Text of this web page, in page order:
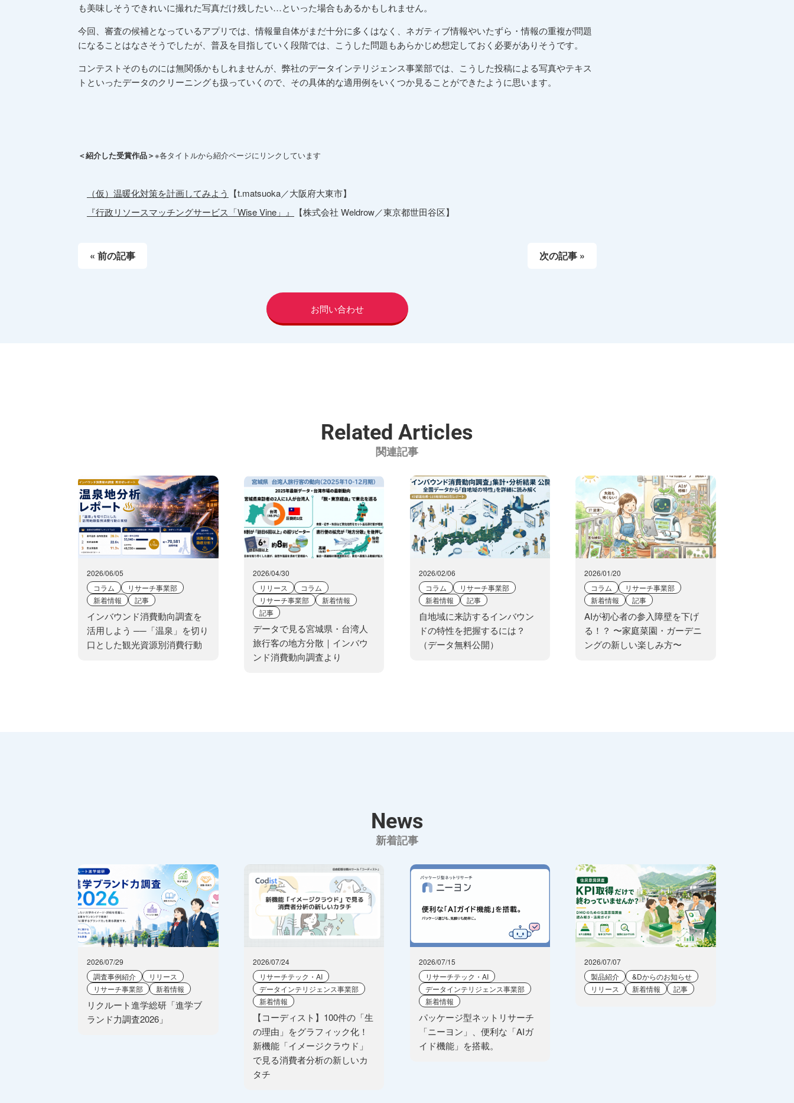
も美味しそうできれいに撮れた写真だけ残したい…といった場合もあるかもしれません。
今回、審査の候補となっているアプリでは、情報量自体がまだ十分に多くはなく、ネガティブ情報やいたずら・情報の重複が問題
になることはなさそうでしたが、普及を目指していく段階では、こうした問題もあらかじめ想定しておく必要がありそうです。
コンテストそのものには無関係かもしれませんが、弊社のデータインテリジェンス事業部では、こうした投稿による写真やテキス
トといったデータのクリーニングも扱っていくので、その具体的な適用例をいくつか見ることができたように思います。
＜紹介した受賞作品＞※各タイトルから紹介ページにリンクしています
（仮）温暖化対策を計画してみよう
【t.matsuoka／大阪府大東市】
『行政リソースマッチングサービス「Wise Vine」』
【株式会社 Weldrow／東京都世田谷区】
« 前の記事 次の記事 »
お問い合わせ
Related Articles
関連記事
2026/06/05
コラム
リサーチ事業部
新着情報
記事
インバウンド消費動向調査を
活用しよう ──「温泉」を切り
口とした観光資源別消費行動
2026/04/30
リリース
コラム
リサーチ事業部
新着情報
記事
データで見る宮城県・台湾人
旅行客の地方分散｜インバウ
ンド消費動向調査より
2026/02/06
コラム
リサーチ事業部
新着情報
記事
自地域に来訪するインバウン
ドの特性を把握するには？
（データ無料公開）
2026/01/20
コラム
リサーチ事業部
新着情報
記事
AIが初心者の参入障壁を下げ
る！？ 〜家庭菜園・ガーデニ
ングの新しい楽しみ方〜
News
新着記事
2026/07/29
調査事例紹介
リリース
リサーチ事業部
新着情報
リクルート進学総研「進学ブ
ランド力調査2026」
2026/07/24
リサーチテック・AI
データインテリジェンス事業部
新着情報
【コーディスト】100件の「生
の理由」をグラフィック化！
新機能「イメージクラウド」
で見る消費者分析の新しいカ
タチ
2026/07/15
リサーチテック・AI
データインテリジェンス事業部
新着情報
パッケージ型ネットリサーチ
「ニーヨン」、便利な「AIガ
イド機能」を搭載。
2026/07/07
製品紹介
&Dからのお知らせ
リリース
新着情報 記事